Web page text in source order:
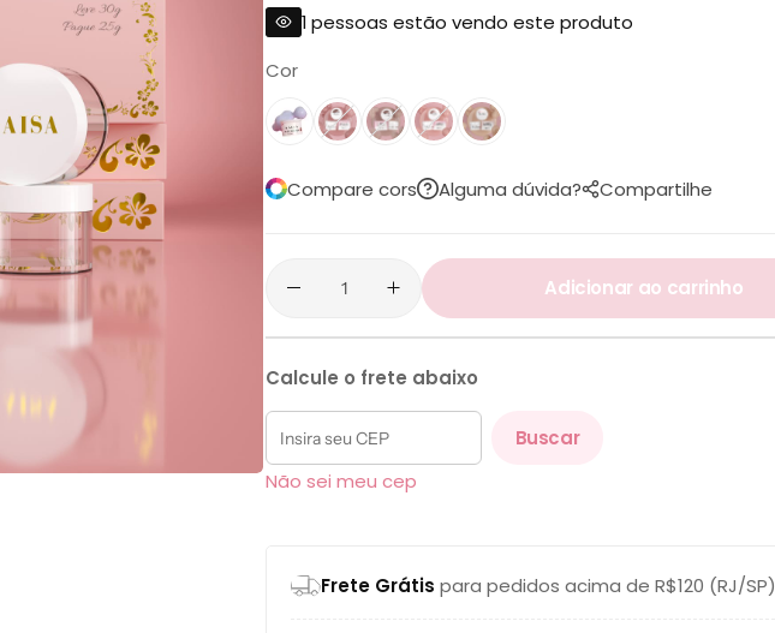
1pessoas estão vendo este produto
Cor
BABY BOOMERCOVER NUDE CONTROL
NUDE GLOW C/ GLITTER
NUDE CHICK CONTROL
NUDE PINK
Compare cors Alguma dúvida? Compartilhe
Adicionar ao carrinho
Calcule o frete abaixo
Buscar
Não sei meu cep
Frete Grátis para pedidos acima de R$120 (RJ/SP)